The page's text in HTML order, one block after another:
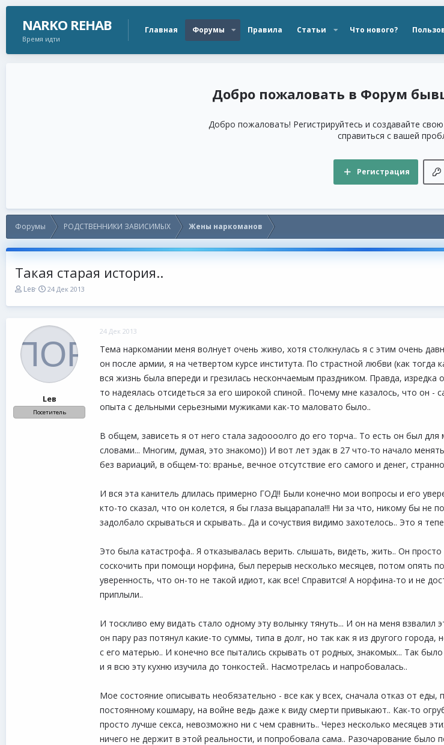
NARKO REHAB
Время идти
Главная Форумы Правила Статьи Что нового?
Форум
Добро пожаловать! Регистрируйтесь и создавайте
справиться с вашей
Регистрация
Форумы РОДСТВЕННИКИ ЗАВИСИМЫХ Жены наркоманов
Такая старая история..
А
т
т
е
ы
Lев
Д
т
н
ч
л
24 Дек 2013
Lев
Посетитель
24 Дек 2013
Тема наркомании меня волнует очень живо, хотя столкнулась я с этим очень
он после армии, я на четвертом курсе института. По страстной любви (как тогда
вся жизнь была впереди и грезилась нескончаемым праздником. Правда, изредка
то надеялась отсидеться за его широкой спиной.. Почему мне казалось, что
опыта с дельными серьезными мужиками как-то маловато было..
В общем, зависеть я от него стала задоооолго до его торча.. То есть он был
словами... Многим, думая, это знакомо)) И вот лет эдак в 27 что-то начало
без вариаций, в общем-то: вранье, вечное отсутствие его самого и денег,
И вся эта канитель длилась примерно ГОД!! Были конечно мои вопросы и его
кто-то сказал, что он колется, я бы глаза выцарапала!!! Ни за что, никому бы не
задолбало скрываться и скрывать.. Да и сочуствия видимо захотелось.. Это я
Это была катастрофа.. Я отказывалась верить. слышать, видеть, жить.. Он
соскочить при помощи норфина, был перерыв несколько месяцев, потом опять
уверенность, что он-то не такой идиот, как все! Справится! А норфина-то и не
приплыли..
И тоскливо ему видать стало одному эту волынку тянуть... И он на меня
он пару раз потянул какие-то суммы, типа в долг, но так как я из другого
с его матерью.. И конечно все пытались скрывать от родных, знакомых... Так
и я всю эту кухню изучила до тонкостей.. Насмотрелась и напробовалась..
Мое состояние описывать необязательно - все как у всех, сначала отказ от
постоянному кошмару, на войне ведь даже к виду смерти привыкают.. Как-то
просто лучше секса, невозможно ни с чем сравнить.. Через несколько месяцев
ничего не держит в этой реальности, и попробовала сама.. Разочарование было